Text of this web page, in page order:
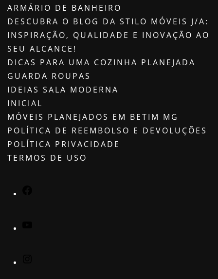
ARMÁRIO DE BANHEIRO
DESCUBRA O BLOG DA STILO MÓVEIS J/A:
INSPIRAÇÃO, QUALIDADE E INOVAÇÃO AO
SEU ALCANCE!
DICAS PARA UMA COZINHA PLANEJADA
GUARDA ROUPAS
IDEIAS SALA MODERNA
INICIAL
MÓVEIS PLANEJADOS EM BETIM MG
POLÍTICA DE REEMBOLSO E DEVOLUÇÕES
POLÍTICA PRIVACIDADE
TERMOS DE USO